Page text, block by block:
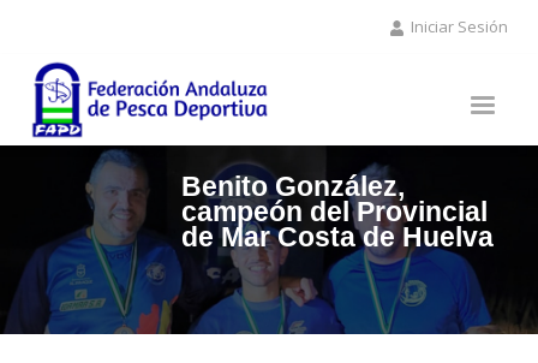
contenido
principal
Iniciar Sesión
Benito González,
campeón del Provincial
de Mar Costa de Huelva